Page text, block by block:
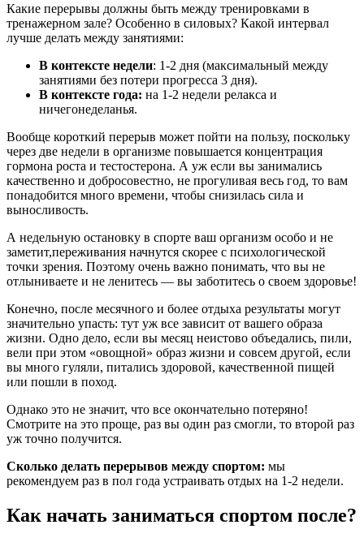
Какие перерывы должны быть между тренировками в
тренажерном зале? Особенно в силовых? Какой интервал
лучше делать между занятиями:
В контексте недели: 1-2 дня (максимальный между
занятиями без потери прогресса 3 дня).
В контексте года: на 1-2 недели релакса и
ничегонеделанья.
Вообще короткий перерыв может пойти на пользу, поскольку
через две недели в организме повышается концентрация
гормона роста и тестостерона. А уж если вы занимались
качественно и добросовестно, не прогуливая весь год, то вам
понадобится много времени, чтобы снизилась сила и
выносливость.
А недельную остановку в спорте ваш организм особо и не
заметит,переживания начнутся скорее с психологической
точки зрения. Поэтому очень важно понимать, что вы не
отлыниваете и не ленитесь — вы заботитесь о своем здоровье!
Конечно, после месячного и более отдыха результаты могут
значительно упасть: тут уж все зависит от вашего образа
жизни. Одно дело, если вы месяц неистово объедались, пили,
вели при этом «овощной» образ жизни и совсем другой, если
вы много гуляли, питались здоровой, качественной пищей
или пошли в поход.
Однако это не значит, что все окончательно потеряно!
Смотрите на это проще, раз вы один раз смогли, то второй раз
уж точно получится.
Сколько делать перерывов между спортом: мы
рекомендуем раз в пол года устраивать отдых на 1-2 недели.
Как начать заниматься спортом после?